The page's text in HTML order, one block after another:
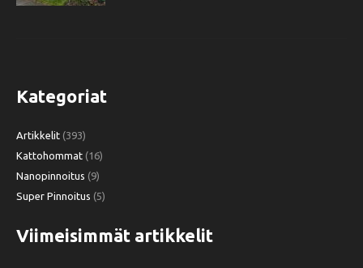
Kategoriat
Artikkelit (393)
Kattohommat (16)
Nanopinnoitus (9)
Super Pinnoitus (5)
Viimeisimmät artikkelit